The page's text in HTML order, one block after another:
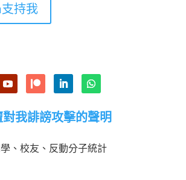
持我
我誹謗攻擊的聲明
、校友、反動分子統計